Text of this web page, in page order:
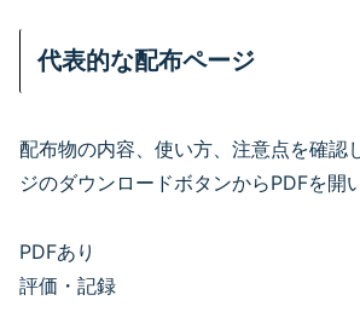
代表的な配布ページ
配布物の内容、使い方、注意点を確認
ジのダウンロードボタンからPDFを開
PDFあり
評価・記録